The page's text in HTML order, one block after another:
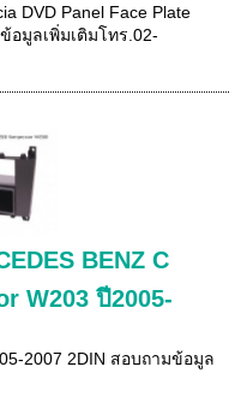
DVD Panel Face Plate
อมูลเพิ่มเติมโทร.02-
BENZ C
W203 ปี2005-
2007 2DIN สอบถามข้อมูล